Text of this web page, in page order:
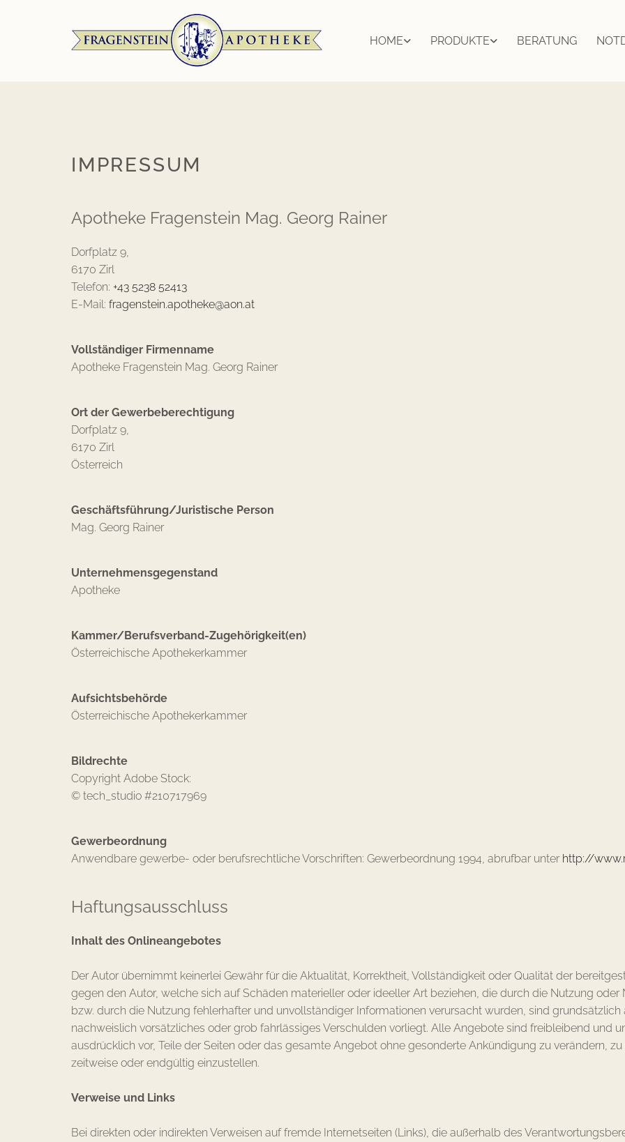
HOME PRODUKTE BERATUNG
IMPRESSUM
Apotheke Fragenstein Mag. Georg Rainer
Dorfplatz 9,
6170 Zirl
Telefon: +43 5238 52413
E-Mail: fragenstein.apotheke@aon.at
Vollständiger Firmenname
Apotheke Fragenstein Mag. Georg Rainer
Ort der Gewerbeberechtigung
Dorfplatz 9,
6170 Zirl
Österreich
Geschäftsführung/Juristische Person
Mag. Georg Rainer
Unternehmensgegenstand
Apotheke
Kammer/Berufsverband-Zugehörigkeit(en)
Österreichische Apothekerkammer
Aufsichtsbehörde
Österreichische Apothekerkammer
Bildrechte
Copyright Adobe Stock:
© tech_studio #210717969
Gewerbeordnung
Anwendbare gewerbe- oder berufsrechtliche Vorschriften: Gewerbeordnung 1994, abrufbar unter http://
Haftungsausschluss
Inhalt des Onlineangebotes
Der Autor übernimmt keinerlei Gewähr für die Aktualität, Korrektheit, Vollständigkeit oder Qualität der
gegen den Autor, welche sich auf Schäden materieller oder ideeller Art beziehen, die durch die Nutzung
bzw. durch die Nutzung fehlerhafter und unvollständiger Informationen verursacht wurden, sind
nachweislich vorsätzliches oder grob fahrlässiges Verschulden vorliegt. Alle Angebote sind freibleibend und
ausdrücklich vor, Teile der Seiten oder das gesamte Angebot ohne gesonderte Ankündigung zu verändern,
zeitweise oder endgültig einzustellen.
Verweise und Links
Bei direkten oder indirekten Verweisen auf fremde Internetseiten (Links), die außerhalb des